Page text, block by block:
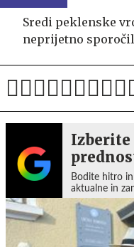
Sredi peklenske
neprijetno
Izberite
Bodite hitro
aktualne in